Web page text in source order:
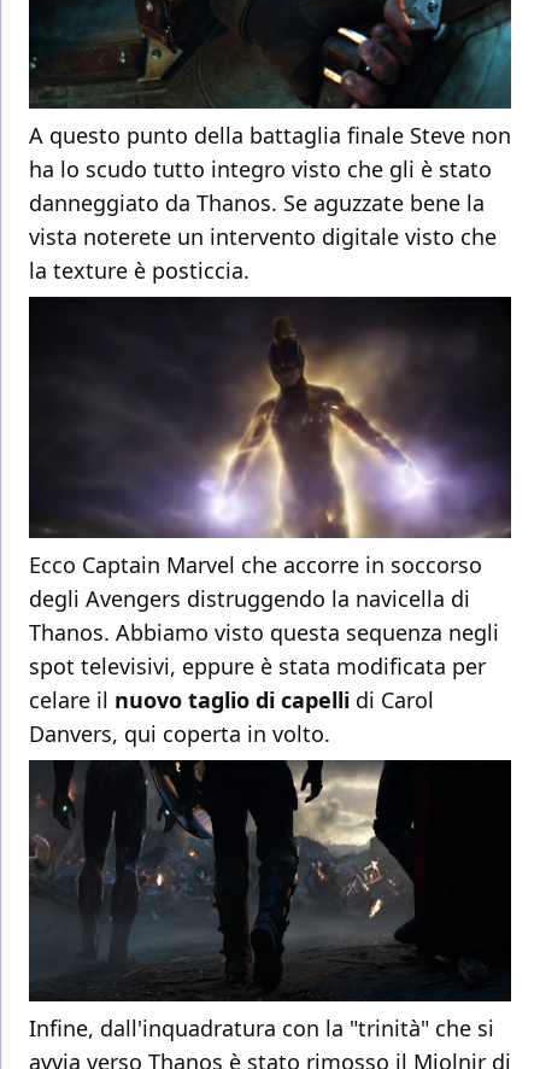
A questo punto della battaglia finale Steve non
ha lo scudo tutto integro visto che gli è stato
danneggiato da Thanos. Se aguzzate bene la
vista noterete un intervento digitale visto che
la texture è posticcia.
Ecco Captain Marvel che accorre in soccorso
degli Avengers distruggendo la navicella di
Thanos. Abbiamo visto questa sequenza negli
spot televisivi, eppure è stata modificata per
celare il nuovo taglio di capelli di Carol
Danvers, qui coperta in volto.
Infine, dall'inquadratura con la "trinità" che si
avvia verso Thanos è stato rimosso il Mjolnir di